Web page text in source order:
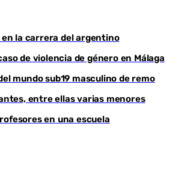
en la carrera del argentino
de violencia de género en Málaga
mundo sub19 masculino de remo
entre ellas varias menores
en una escuela